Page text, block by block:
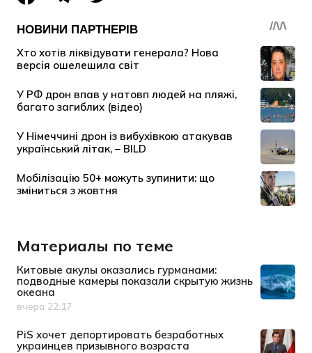
Материалы по теме
Китовые акулы оказались гурманами:
подводные камеры показали скрытую жизнь
океана
Дата публикации
вчера 22:17
PiS хочет депортировать безработных
украинцев призывного возраста